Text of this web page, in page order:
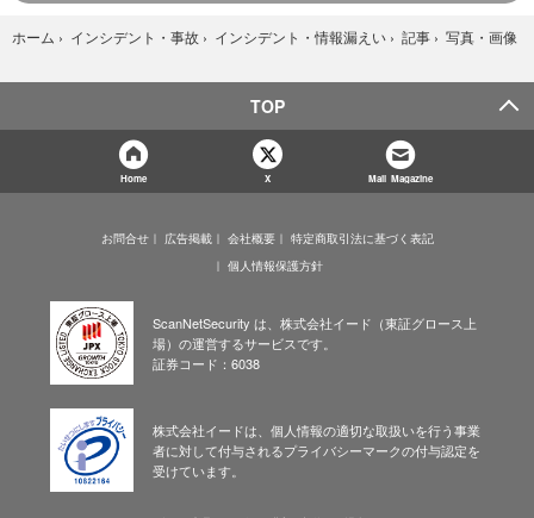
ホーム › インシデント・事故 › インシデント・情報漏えい › 記事 › 写真・画像
TOP
Home X Mail Magazine
お問合せ 広告掲載 会社概要
特定商取引法に基づく表記
個人情報保護方針
ScanNetSecurity は、株式会社イード（東証グロース上
場）の運営するサービスです。
証券コード：6038
株式会社イードは、個人情報の適切な取扱いを行う事業
者に対して付与されるプライバシーマークの付与認定を
受けています。